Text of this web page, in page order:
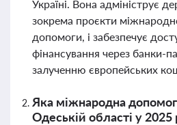
Україні. Вона адмініструє
зокрема проєкти
допомоги, і забезпечує
фінансування через банки-
залученню європейських
Яка міжнародна
Одеській області у 2025